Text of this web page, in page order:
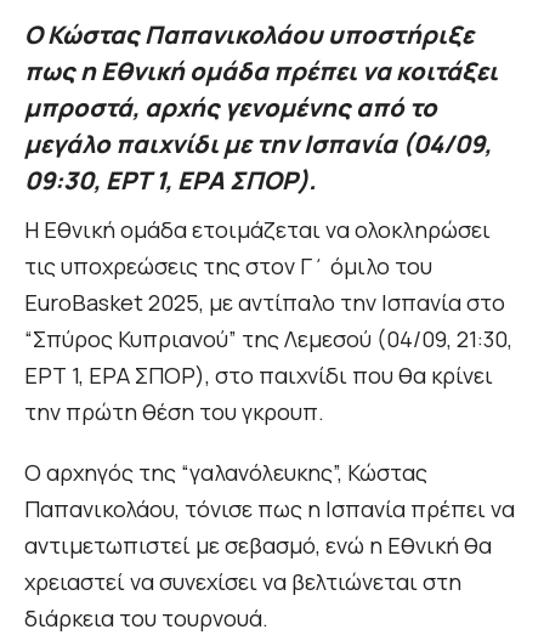
Ο Κώστας Παπανικολάου υποστήριξε
πως η Εθνική ομάδα πρέπει να κοιτάξει
μπροστά, αρχής γενομένης από το
μεγάλο παιχνίδι με την Ισπανία (04/09,
09:30, ΕΡΤ 1, ΕΡΑ ΣΠΟΡ).
Η Εθνική ομάδα ετοιμάζεται να ολοκληρώσει
τις υποχρεώσεις της στον Γ΄ όμιλο του
EuroBasket 2025, με αντίπαλο την Ισπανία στο
“Σπύρος Κυπριανού” της Λεμεσού (04/09, 21:30,
ΕΡΤ 1, ΕΡΑ ΣΠΟΡ), στο παιχνίδι που θα κρίνει
την πρώτη θέση του γκρουπ.
Ο αρχηγός της “γαλανόλευκης”, Κώστας
Παπανικολάου, τόνισε πως η Ισπανία πρέπει να
αντιμετωπιστεί με σεβασμό, ενώ η Εθνική θα
χρειαστεί να συνεχίσει να βελτιώνεται στη
διάρκεια του τουρνουά.